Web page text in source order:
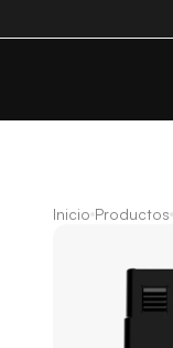
Inicio Productos